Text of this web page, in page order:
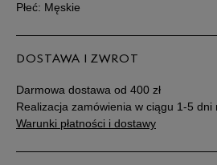
43,5 27,5 cm
Płeć: Męskie
DOSTAWA I ZWROT
Darmowa dostawa od 400 zł
Realizacja zamówienia w ciągu 1-5 dni
Warunki płatności i dostawy